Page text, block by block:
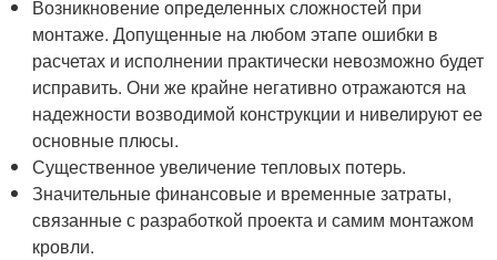
Возникновение определенных сложностей при
монтаже. Допущенные на любом этапе ошибки в
расчетах и исполнении практически невозможно будет
исправить. Они же крайне негативно отражаются на
надежности возводимой конструкции и нивелируют ее
основные плюсы.
Существенное увеличение тепловых потерь.
Значительные финансовые и временные затраты,
связанные с разработкой проекта и самим монтажом
кровли.